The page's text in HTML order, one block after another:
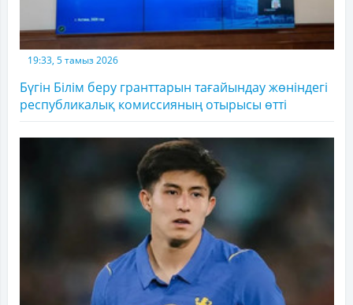
19:33, 5 тамыз 2026
Бүгін Білім беру гранттарын тағайындау жөніндегі
республикалық комиссияның отырысы өтті